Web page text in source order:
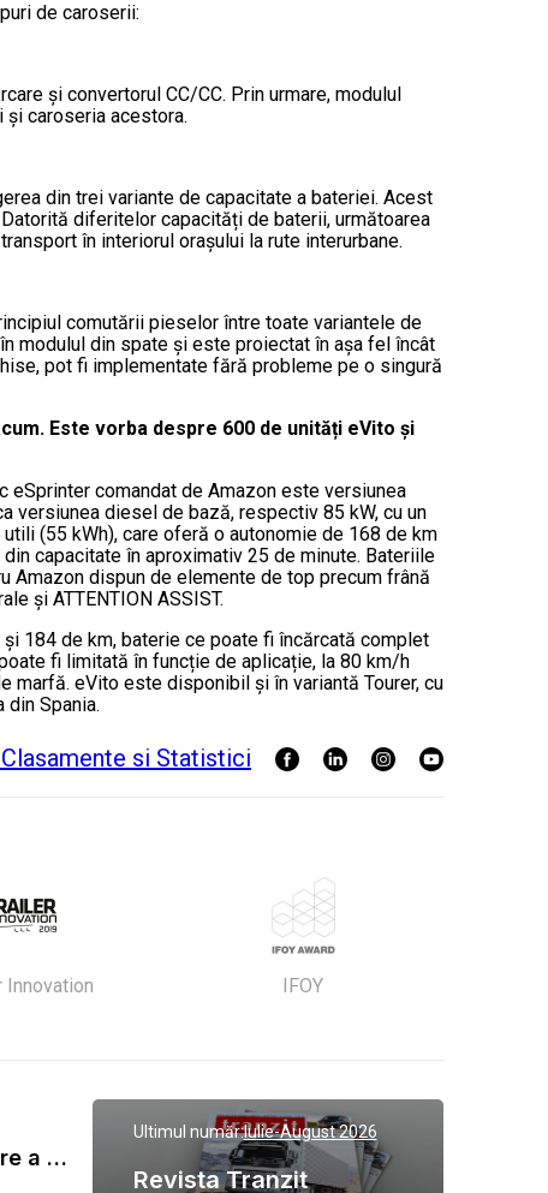
de caroserii:
și convertorul CC/CC. Prin urmare, modulul
caroseria acestora.
din trei variante de capacitate a bateriei. Acest
diferitelor capacități de baterii, următoarea
în interiorul orașului la rute interurbane.
comutării pieselor între toate variantele de
modulul din spate și este proiectat în așa fel încât
pot fi implementate fără probleme pe o singură
Este vorba despre 600 de unități eVito și
comandat de Amazon este versiunea
versiunea diesel de bază, respectiv 85 kW, cu un
(55 kWh), care oferă o autonomie de 168 de km
capacitate în aproximativ 25 de minute. Bateriile
dispun de elemente de top precum frână
și ATTENTION ASSIST.
184 de km, baterie ce poate fi încărcată complet
fi limitată în funcție de aplicație, la 80 km/h
marfă. eVito este disponibil și în variantă Tourer, cu
Spania.
Innovation IFOY
Gala Tranzit de premiere a celor mai eficienti operatori de transport marfa 2023
Ultimul număr:Iulie-August 2026
Revista Tranzit